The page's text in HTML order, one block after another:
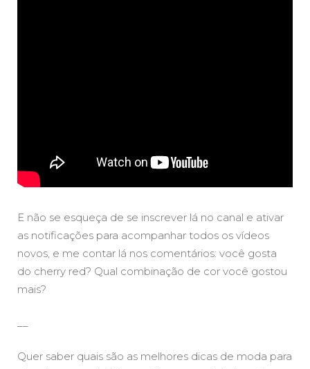
E não se esqueça de se inscrever lá no canal e ativar
as notificações para acompanhar todos os vídeos
novos, e me contar lá nos comentários: você gosta
do cherry red? Qual combinação de cor você gostou
mais?
Quer saber quais são as melhores dicas de moda para